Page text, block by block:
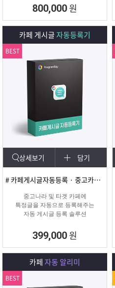
회원 수, 제목개수 , 내용개수, 댓글개
수, 가입조건,
글쓰기조건 별로 추출하여 얼마나 활
성화가 되어
있는지를 체크하여 효과가 있을만한
확인하여 효과적인 바이럴 마케팅을
진행할 수 있도록
800,000 원
카페 게시글자동등록기
상세보기 담기
# 카페게시글자동등록 · 중고카페글쓰기
중고나라 및 타겟 카페에
특정글을 자동으로 등록해주는
자동 게시글 등록 솔루션
399,000 원
BEST
카페자동 알리미
BEST